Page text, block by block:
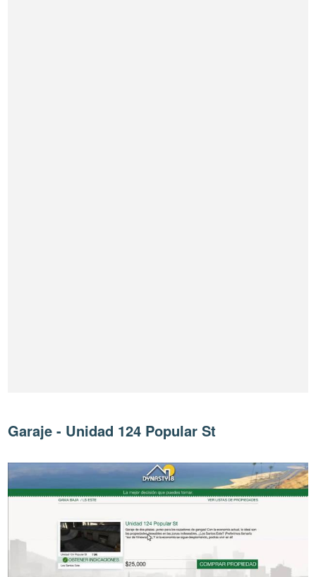
Garaje - Unidad 124 Popular St